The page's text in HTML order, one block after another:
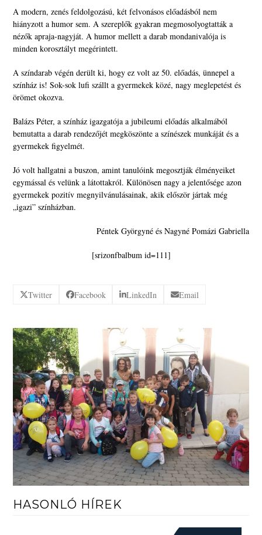
A modern, zenés feldolgozású, két felvonásos előadásból nem
hiányzott a humor sem. A szereplők gyakran megmosolyogtatták a
nézők apraja-nagyját. A humor mellett a darab mondanivalója is
minden korosztályt megérintett.
A színdarab végén derült ki, hogy ez volt az 50. előadás, ünnepel a
színház is! Sok-sok lufi szállt a gyermekek közé, nagy meglepetést és
örömet okozva.
Balázs Péter, a színház igazgatója a jubileumi előadás alkalmából
bemutatta a darab rendezőjét megköszönte a színészek munkáját és a
gyermekek figyelmét.
Jó volt hallgatni a buszon, amint tanulóink megosztják élményeiket
egymással és velünk a látottakról. Különösen nagy a jelentősége azon
gyermekek pozitív megnyilvánulásainak, akik először jártak még
„igazi” színházban.
Péntek Györgyné és Nagyné Pomázi Gabriella
[srizonfbalbum id=111]
Twitter Facebook LinkedIn Email
HASONLÓ HÍREK